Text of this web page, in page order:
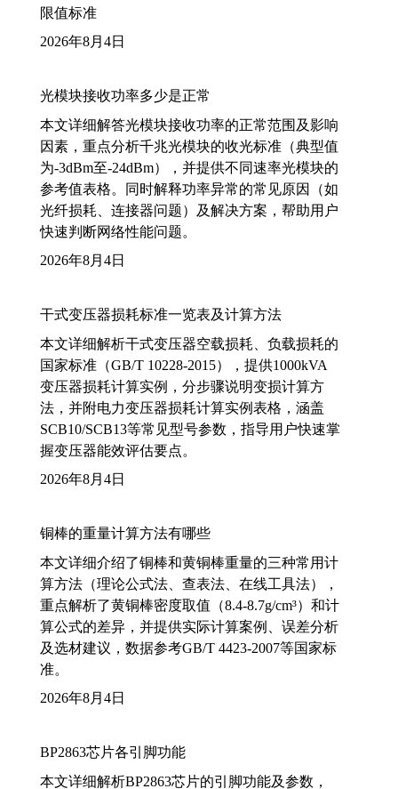
限值标准
2026年8月4日
光模块接收功率多少是正常
本文详细解答光模块接收功率的正常范围及影响
因素，重点分析千兆光模块的收光标准（典型值
为-3dBm至-24dBm），并提供不同速率光模块的
参考值表格。同时解释功率异常的常见原因（如
光纤损耗、连接器问题）及解决方案，帮助用户
快速判断网络性能问题。
2026年8月4日
干式变压器损耗标准一览表及计算方法
本文详细解析干式变压器空载损耗、负载损耗的
国家标准（GB/T 10228-2015），提供1000kVA
变压器损耗计算实例，分步骤说明变损计算方
法，并附电力变压器损耗计算实例表格，涵盖
SCB10/SCB13等常见型号参数，指导用户快速掌
握变压器能效评估要点。
2026年8月4日
铜棒的重量计算方法有哪些
本文详细介绍了铜棒和黄铜棒重量的三种常用计
算方法（理论公式法、查表法、在线工具法），
重点解析了黄铜棒密度取值（8.4-8.7g/cm³）和计
算公式的差异，并提供实际计算案例、误差分析
及选材建议，数据参考GB/T 4423-2007等国家标
准。
2026年8月4日
BP2863芯片各引脚功能
本文详细解析BP2863芯片的引脚功能及参数，